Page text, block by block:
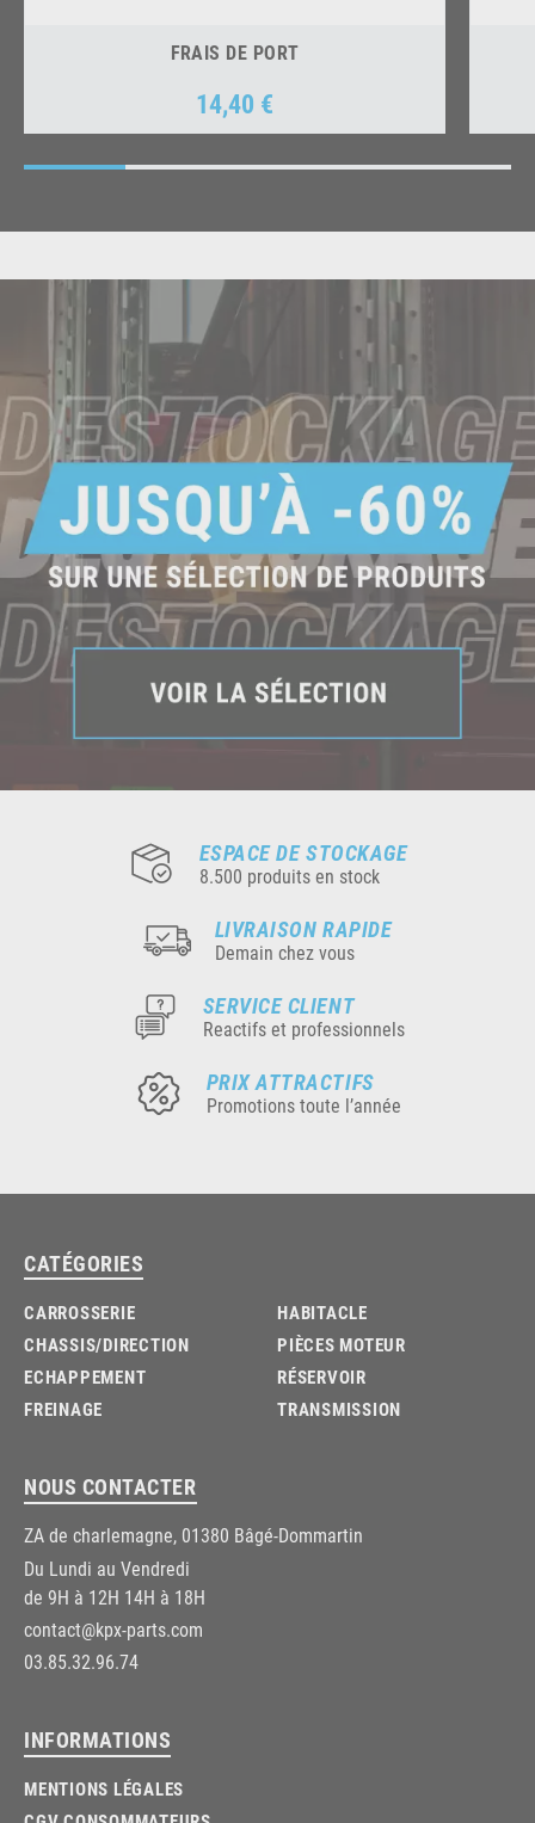
FRAIS DE PORT
Prix
14,40 €
ESPACE DE STOCKAGE
8.500 produits en stock
LIVRAISON RAPIDE
Demain chez vous
SERVICE CLIENT
Reactifs et professionnels
PRIX ATTRACTIFS
Promotions toute l’année
CATÉGORIES
CARROSSERIE
CHASSIS/DIRECTION
ECHAPPEMENT
FREINAGE
HABITACLE
PIÈCES MOTEUR
RÉSERVOIR
TRANSMISSION
NOUS CONTACTER
ZA de charlemagne, 01380 Bâgé-Dommartin
Du Lundi au Vendredi
de 9H à 12H 14H à 18H
contact@kpx-parts.com
03.85.32.96.74
INFORMATIONS
MENTIONS LÉGALES